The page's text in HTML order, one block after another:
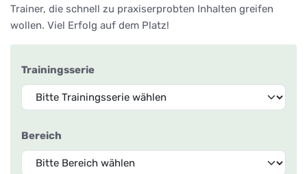
Trainer, die schnell zu praxiserprobten Inhalten greifen
wollen. Viel Erfolg auf dem Platz!
Trainingsserie
Bereich